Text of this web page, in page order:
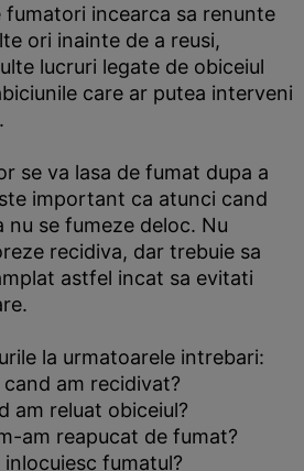
fumatori incearca sa renunte
ori inainte de a reusi,
lucruri legate de obiceiul
care ar putea interveni
se va lasa de fumat dupa a
important ca atunci cand
nu se fumeze deloc. Nu
recidiva, dar trebuie sa
astfel incat sa evitati
la urmatoarele intrebari:
am recidivat?
am reluat obiceiul?
am reapucat de fumat?
fumatul?